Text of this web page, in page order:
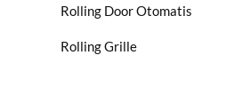
Rolling Door Otomatis
Rolling Grille